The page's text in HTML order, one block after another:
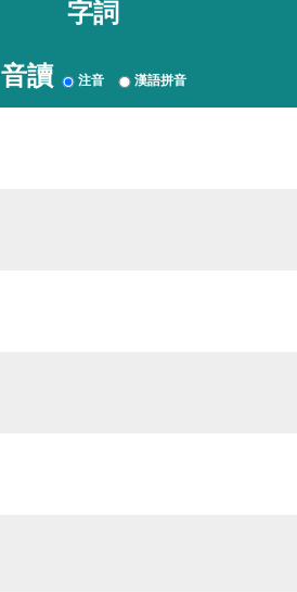
字詞
音讀 注音 漢語拼音